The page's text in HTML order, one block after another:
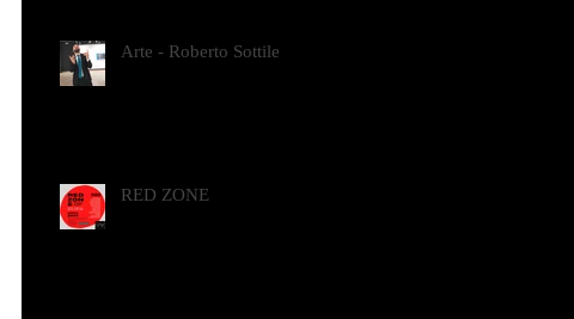
Arte - Roberto Sottile
RED ZONE